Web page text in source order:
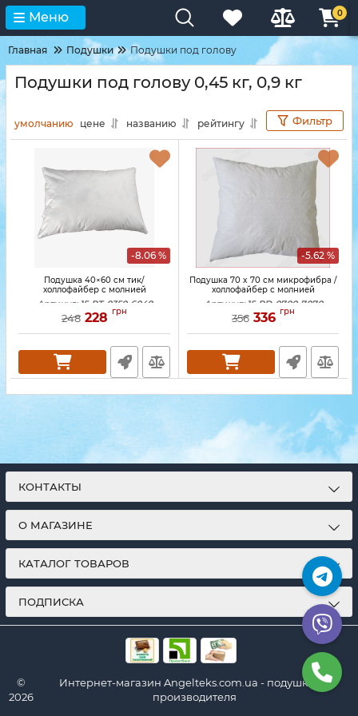
Меню 0
Главная Подушки Подушки под голову
Подушки под голову 0,45 кг, 0,9 кг
умолчанию цене названию рейтингу Фильтр
-8.06 %
Подушка 40×60 см тик/
холлофайбер с молнией
Артикул: 15-PT-0350-6040
248 228 грн
-5.62 %
Подушка 70 x 70 см микрофибра /
холлофайбер с молнией
Артикул: 15-PD-0700-7070
356 336 грн
КОНТАКТЫ
О МАГАЗИНЕ
КАТАЛОГ ТОВАРОВ
ПОДПИСКА
©
2026
Интернет-магазин Angelteks.com.ua - подушки от
производителя